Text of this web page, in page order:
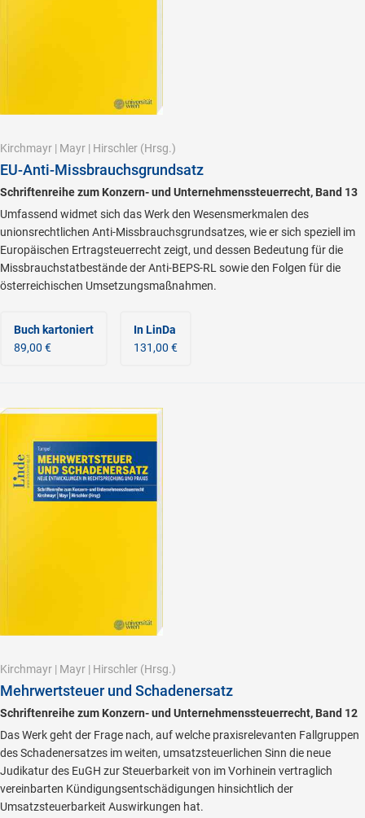
Kirchmayr | Mayr | Hirschler (Hrsg.)
EU-Anti-Missbrauchsgrundsatz
Schriftenreihe zum Konzern- und Unternehmenssteuerrecht, Band 13
Umfassend widmet sich das Werk den Wesensmerkmalen des
unionsrechtlichen Anti-Missbrauchsgrundsatzes, wie er sich speziell im
Europäischen Ertragsteuerrecht zeigt, und dessen Bedeutung für die
Missbrauchstatbestände der Anti-BEPS-RL sowie den Folgen für die
österreichischen Umsetzungsmaßnahmen.
Buch kartoniert
89,00 €
In LinDa
131,00 €
Kirchmayr | Mayr | Hirschler (Hrsg.)
Mehrwertsteuer und Schadenersatz
Schriftenreihe zum Konzern- und Unternehmenssteuerrecht, Band 12
Das Werk geht der Frage nach, auf welche praxisrelevanten Fallgruppen
des Schadenersatzes im weiten, umsatzsteuerlichen Sinn die neue
Judikatur des EuGH zur Steuerbarkeit von im Vorhinein vertraglich
vereinbarten Kündigungsentschädigungen hinsichtlich der
Umsatzsteuerbarkeit Auswirkungen hat.